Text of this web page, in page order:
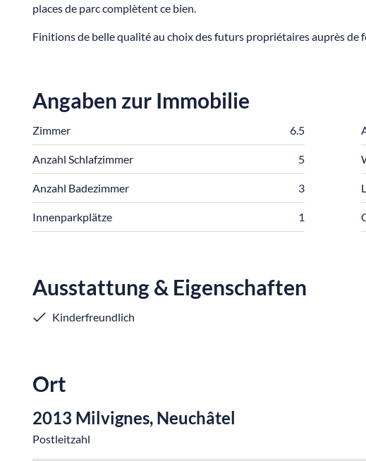
places de parc complètent ce bien.
Finitions de belle qualité au choix des futurs propriétaires auprès de
Angaben zur Immobilie
Zimmer 6.5
Anzahl Schlafzimmer 5
Anzahl Badezimmer 3
Innenparkplätze 1
Ausstattung & Eigenschaften
Kinderfreundlich
Ort
2013 Milvignes, Neuchâtel
Postleitzahl